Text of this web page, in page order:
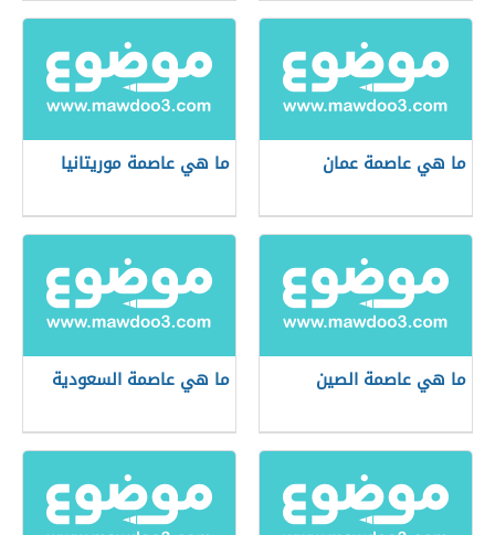
ما هي عاصمة عمان ما هي عاصمة موريتانيا
ما هي عاصمة الصين ما هي عاصمة السعودية